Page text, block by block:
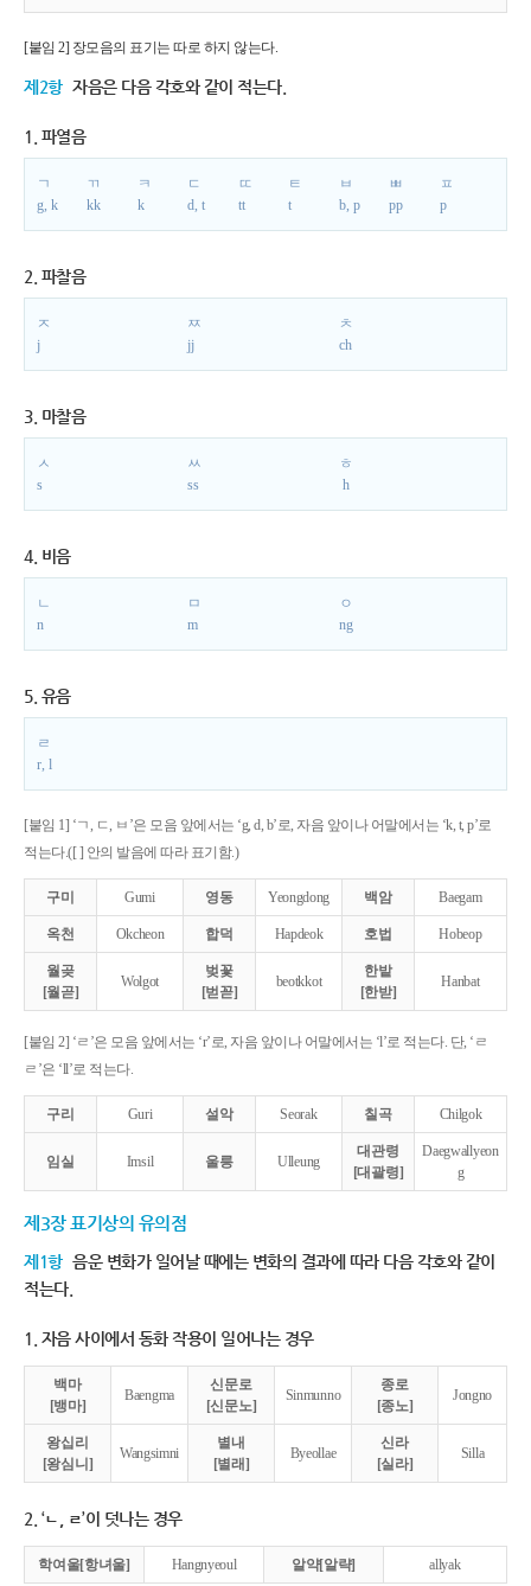
[붙임 2] 장모음의 표기는 따로 하지 않는다.
제2항 자음은 다음 각호와 같이 적는다.
1. 파열음
ㄱ
g, k
ㄲ
kk
ㅋ
k
ㄷ
d, t
ㄸ
tt
ㅌ
t
ㅂ
b, p
ㅃ
pp
ㅍ
p
2. 파찰음
ㅈ
j
ㅉ
jj
ㅊ
ch
3. 마찰음
ㅅ
s
ㅆ
ss
ㅎ
h
4. 비음
ㄴ
n
ㅁ
m
ㅇ
ng
5. 유음
ㄹ
r, l
[붙임 1] ‘ㄱ, ㄷ, ㅂ’은 모음 앞에서는 ‘g, d, b’로, 자음 앞이나 어말에서는 ‘k, t, p’로
적는다.([ ] 안의 발음에 따라 표기함.)
구미 Gumi 영동 Yeongdong 백암 Baegam
옥천 Okcheon 합덕 Hapdeok 호법 Hobeop
월곶
[월곧]
Wolgot
벚꽃
[벋꼳]
beotkkot
한밭
[한받]
Hanbat
[붙임 2] ‘ㄹ’은 모음 앞에서는 ‘r’로, 자음 앞이나 어말에서는 ‘l’로 적는다. 단, ‘ㄹ
ㄹ’은 ‘ll’로 적는다.
구리 Guri 설악 Seorak 칠곡 Chilgok
임실 Imsil 울릉 Ulleung
대관령
[대괄령]
Daegwallyeon
g
제3장 표기상의 유의점
제1항 음운 변화가 일어날 때에는 변화의 결과에 따라 다음 각호와 같이
적는다.
1. 자음 사이에서 동화 작용이 일어나는 경우
백마
[뱅마]
Baengma
신문로
[신문노]
Sinmunno
종로
[종노]
Jongno
왕십리
[왕심니]
Wangsimni
별내
[별래]
Byeollae
신라
[실라]
Silla
2. ‘ㄴ, ㄹ’이 덧나는 경우
학여울[항녀울] Hangnyeoul 알약[알략] allyak